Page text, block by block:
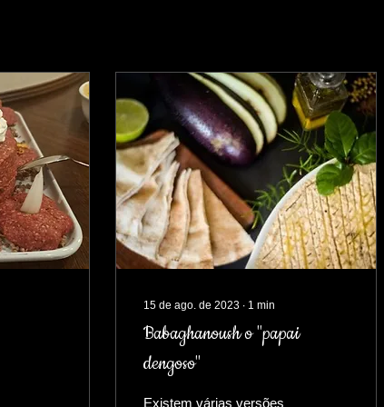
15 de ago. de 2023 ∙ 1 min
Babaghanoush o "papai
dengoso"
Existem várias versões